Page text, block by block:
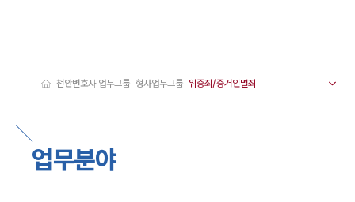
서울·대전·천안변호사
천안형사전문변호사
천안이혼전문변호사
천안학교폭력변호사
천안변호사 업무그룹 형사업무그룹
업무분야